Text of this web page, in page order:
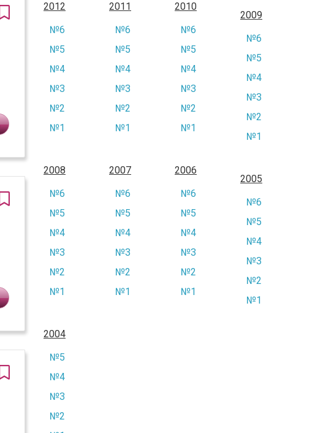
2012
№6
№5
№4
№3
№2
№1
2011
№6
№5
№4
№3
№2
№1
2010
№6
№5
№4
№3
№2
№1
2009
№6
№5
№4
№3
№2
№1
2008
№6
№5
№4
№3
№2
№1
2007
№6
№5
№4
№3
№2
№1
2006
№6
№5
№4
№3
№2
№1
2005
№6
№5
№4
№3
№2
№1
2004
№5
№4
№3
№2